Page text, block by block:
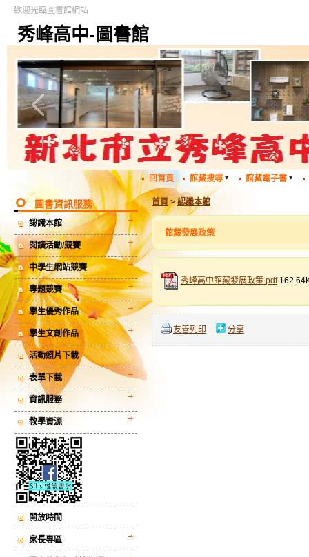
秀峰高中-圖書館
歡迎光臨圖書館網站
回首頁 館藏搜尋 館藏電子書
圖書資訊服務
認識本館
閱讀活動/競賽
中學生網站競賽
專題競賽
學生優秀作品
學生文創作品
活動照片下載
表單下載
資訊服務
教學資源
開放時間
家長專區
首頁>認識本館
館藏發展政策
秀峰高中館藏發展政策.pdf
友善列印 分享